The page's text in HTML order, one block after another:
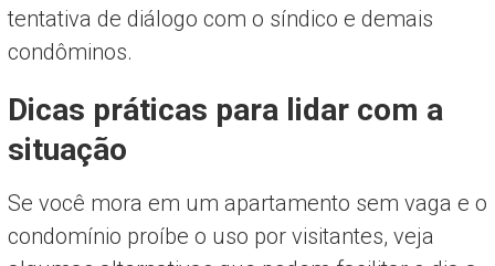
tentativa de diálogo com o síndico e demais
condôminos.
Dicas práticas para lidar com a
situação
Se você mora em um apartamento sem vaga e o
condomínio proíbe o uso por visitantes, veja